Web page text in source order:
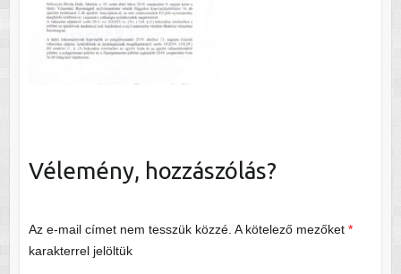
Vélemény, hozzászólás?
Az e-mail címet nem tesszük közzé. A kötelező mezőket *
karakterrel jelöltük